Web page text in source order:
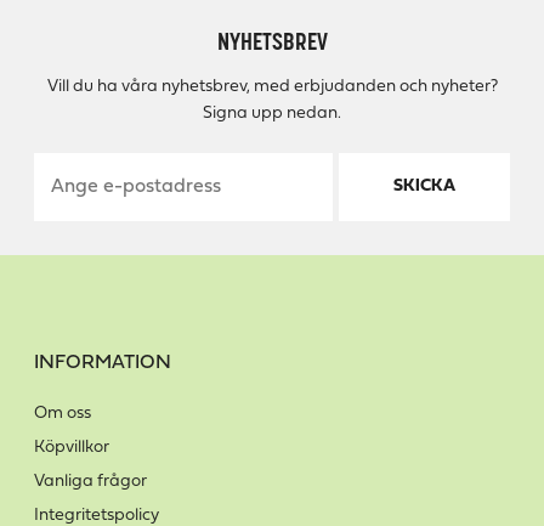
NYHETSBREV
Vill du ha våra nyhetsbrev, med erbjudanden och nyheter?
Signa upp nedan.
SKICKA
INFORMATION
Om oss
Köpvillkor
Vanliga frågor
Integritetspolicy